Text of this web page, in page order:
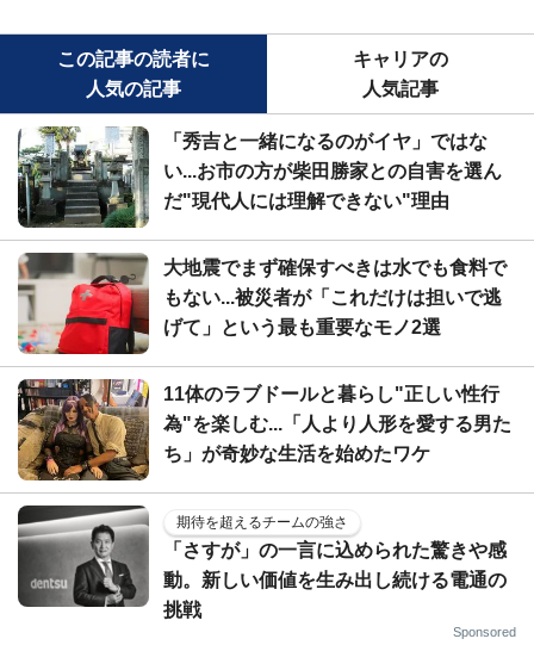
この記事の読者に
人気の記事
キャリアの
人気記事
「秀吉と一緒になるのがイヤ」ではな
い...お市の方が柴田勝家との自害を選ん
だ"現代人には理解できない"理由
大地震でまず確保すべきは水でも食料で
もない...被災者が「これだけは担いで逃
げて」という最も重要なモノ2選
11体のラブドールと暮らし"正しい性行
為"を楽しむ...「人より人形を愛する男た
ち」が奇妙な生活を始めたワケ
期待を超えるチームの強さ
「さすが」の一言に込められた驚きや感
動。新しい価値を生み出し続ける電通の
挑戦
Sponsored